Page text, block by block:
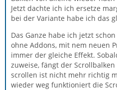
Jetzt dachte ich ich ersetze
bei der Variante habe ich das
Das Ganze habe ich jetzt
ohne Addons, mit nem neuen
immer der gleiche Effekt.
zuweise, fängt der
scrollen ist nicht mehr richtig
wieder weg funktioniert die